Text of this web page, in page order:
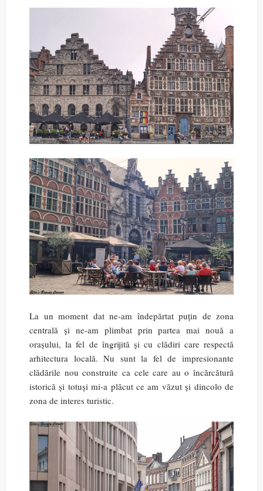
La un moment dat ne-am îndepărtat puțin de zona
centrală și ne-am plimbat prin partea mai nouă a
orașului, la fel de îngrijită și cu clădiri care respectă
arhitectura locală. Nu sunt la fel de impresionante
clădările nou construite ca cele care au o încărcătură
istorică și totuși mi-a plăcut ce am văzut și dincolo de
zona de interes turistic.